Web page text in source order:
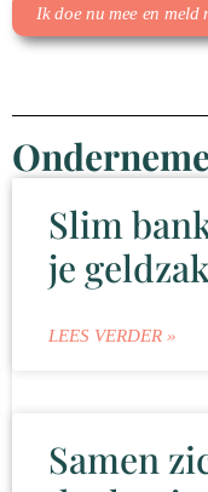
Ik doe nu mee en meld
Slim
je
LEES VERDER »
Samen